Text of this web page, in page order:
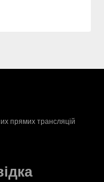
прямих трансляцій